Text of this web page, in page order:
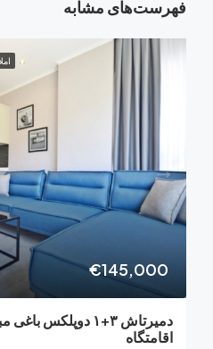
مشابه
املاک خود ما
دمیرتاش ۳+۱ دوپلکس باغی مبله –